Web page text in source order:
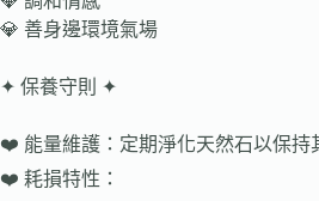
💎 善身邊環境氣場
✦ 保養守則 ✦
❤️ 能量維護：定期淨化天然石以保持
❤️ 耗損特性：